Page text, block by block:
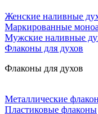
Женские наливные
Маркированные
Мужские наливные
Флаконы для духов
Флаконы для духов
Металлические
Пластиковые флаконы